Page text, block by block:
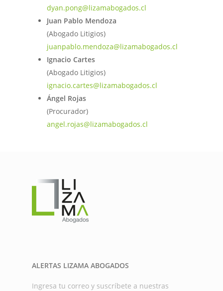
dyan.pong@lizamabogados.cl
Juan Pablo Mendoza
(Abogado Litigios)
juanpablo.mendoza@lizamabogados.cl
Ignacio Cartes
(Abogado Litigios)
ignacio.cartes@lizamabogados.cl
Ángel Rojas
(Procurador)
angel.rojas@lizamabogados.cl
ALERTAS LIZAMA ABOGADOS
Ingresa tu correo y suscríbete a nuestras